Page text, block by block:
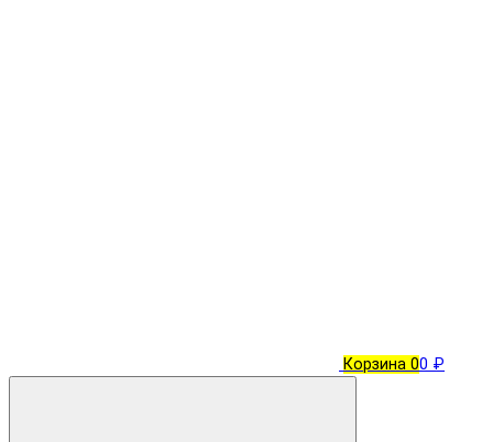
Корзина 00 ₽